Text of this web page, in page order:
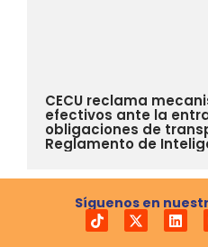
CECU reclama
efectivos ante la
obligaciones de
Reglamento de
Síguenos en